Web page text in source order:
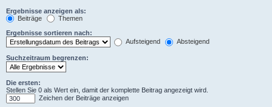
Ergebnisse anzeigen als:
Beiträge
Themen
Ergebnisse sortieren nach:
Aufsteigend
Absteigend
Suchzeitraum begrenzen:
Die ersten:
Stellen Sie 0 als Wert ein, damit der komplette Beitrag angezeigt wird.
Zeichen der Beiträge anzeigen